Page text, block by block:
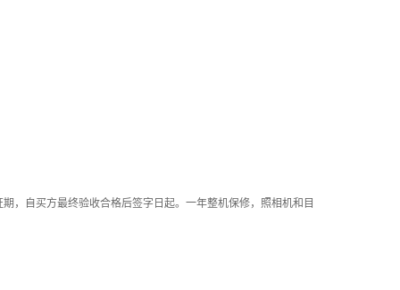
，自买方最终验收合格后签字日起。一年整机保修，照相机和目